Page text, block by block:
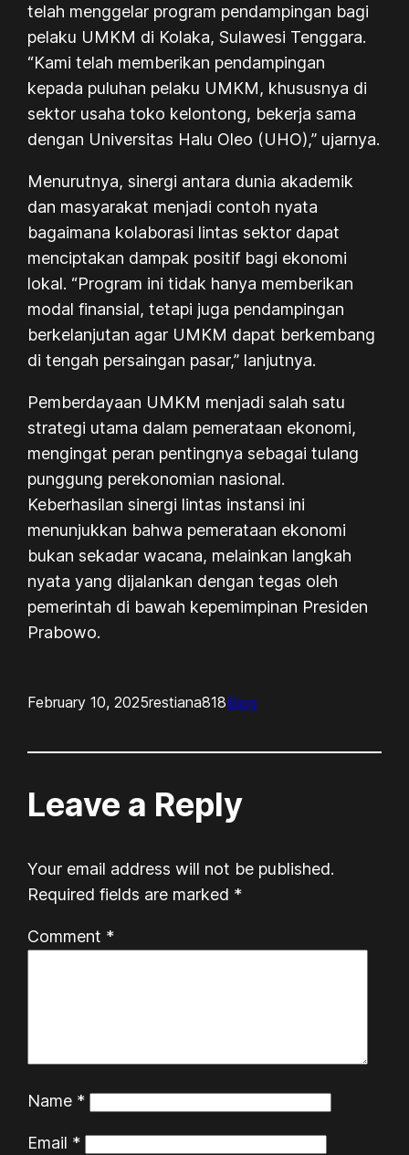
telah menggelar program pendampingan bagi
pelaku UMKM di Kolaka, Sulawesi Tenggara.
“Kami telah memberikan pendampingan
kepada puluhan pelaku UMKM, khususnya di
sektor usaha toko kelontong, bekerja sama
dengan Universitas Halu Oleo (UHO),” ujarnya.
Menurutnya, sinergi antara dunia akademik
dan masyarakat menjadi contoh nyata
bagaimana kolaborasi lintas sektor dapat
menciptakan dampak positif bagi ekonomi
lokal. “Program ini tidak hanya memberikan
modal finansial, tetapi juga pendampingan
berkelanjutan agar UMKM dapat berkembang
di tengah persaingan pasar,” lanjutnya.
Pemberdayaan UMKM menjadi salah satu
strategi utama dalam pemerataan ekonomi,
mengingat peran pentingnya sebagai tulang
punggung perekonomian nasional.
Keberhasilan sinergi lintas instansi ini
menunjukkan bahwa pemerataan ekonomi
bukan sekadar wacana, melainkan langkah
nyata yang dijalankan dengan tegas oleh
pemerintah di bawah kepemimpinan Presiden
Prabowo.
February 10, 2025restiana818Blog
Leave a Reply
Your email address will not be published.
Required fields are marked *
Comment *
Name *
Email *